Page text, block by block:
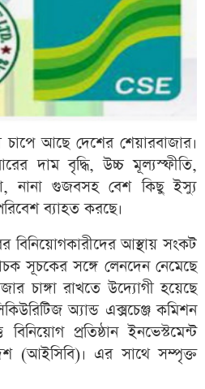
আছে দেশের শেয়ারবাজার।
দাম বৃদ্ধি, উচ্চ মূল্যস্ফীতি,
নানা গুজবসহ বেশ কিছু ইস্যু
ব্যাহত করছে।
বিনিয়োগকারীদের আস্থায় সংকট
সূচকের সঙ্গে লেনদেন নেমেছে
চাঙ্গা রাখতে উদ্যোগী হয়েছে
অ্যান্ড এক্সচেঞ্জ কমিশন
বিনিয়োগ প্রতিষ্ঠান ইনভেস্টমেন্ট
(আইসিবি)। এর সাথে সম্পৃক্ত